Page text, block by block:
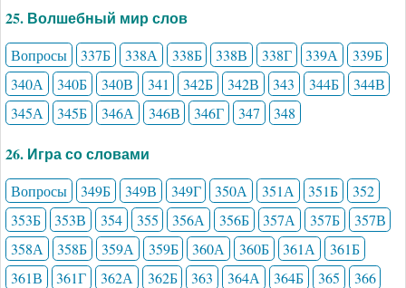
25. Волшебный мир слов
Вопросы 337Б 338А 338Б 338В 338Г 339А
339Б
340А
340Б 340В 341 342Б 342В 343 344Б
344В
345А
345Б 346А 346В 346Г 347 348
26. Игра со словами
Вопросы 349Б 349В 349Г 350А 351А 351Б
352
353Б
353В 354 355 356А 356Б 357А 357Б
357В
358А
358Б 359А 359Б 360А 360Б 361А
361Б
361В
361Г 362А 362Б 363 364А 364Б 365
366